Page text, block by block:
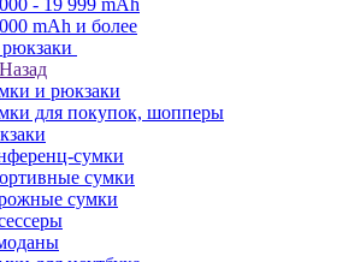
- 19 999 mAh
mAh и более
Назад
и рюкзаки
для покупок, шопперы
сумки
сумки
сумки